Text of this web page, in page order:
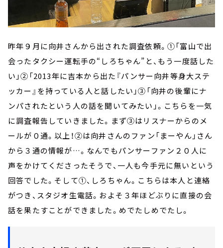
昨年９月に向井さんから出された調査依頼。①「富山で出
会ったタクシー運転手の“しろちゃん”と、もう一度話した
い」②「2013年に吉本から出た『パンサー向井等身大ステ
ッカー』を持っている人と話したい」③「向井の後輩にナ
ンパされたという人の話を聞いてみたい」。こちらを一気
に調査報告していきました。まず③はリスナーからのメ
ールが０通。以上！②は向井さんのファン「まーやん」さん
から３通の情報が…。なんでもパンサーファン２０人に
声をかけてくださったそうで、一人も今手元に無いという
回答でした。そして①、しろちゃん。こちらは本人と連絡
がつき、スタジオ生電話。およそ３年ほどぶりに直接の会
話を果たすことができました。めでたしめでたし。